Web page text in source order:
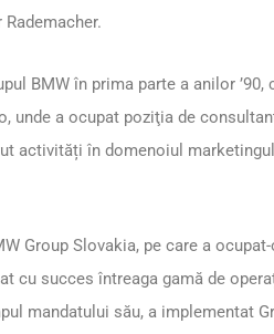
BMW în prima parte a anilor ’90,
unde a ocupat poziţia de
activități în domenoiul
Group Slovakia, pe care a
cu succes întreaga gamă de
mandatului său, a implementat